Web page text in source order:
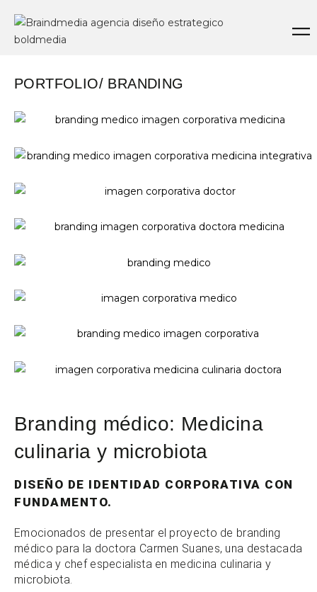
PORTFOLIO/ BRANDING
Branding médico: Medicina
culinaria y microbiota
DISEÑO DE IDENTIDAD CORPORATIVA CON
FUNDAMENTO.
Emocionados de presentar el proyecto de branding
médico para la doctora Carmen Suanes, una destacada
médica y chef especialista en medicina culinaria y
microbiota.